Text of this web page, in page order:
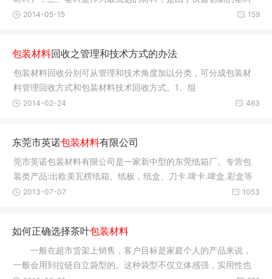
可以
159
2014-05-15
包装材料回收之管理和技术方式的办法
包装材料回收分别可从管理和技术角度加以分类，可分成包装材
料管理回收方式和包装材料技术回收方式。1、组
463
2014-02-24
东莞市英诺包装材料有限公司
莞市英诺包装材料有限公司是一家新中型的东莞纸箱厂。专营包
装类产品:出欧美瓦楞纸箱、纸板，纸盒、刀卡.啤卡.啤盒.彩盒等
包装制
1053
2013-07-07
如何正确选择茶叶包装材料
一般在超市货架上销售，客户目标是家庭个人的产品来说，
一般会用到拉链自立袋型的。这种袋型不仅立体感强，实用性也